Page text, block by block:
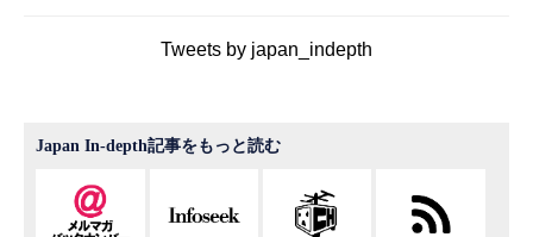
Tweets by japan_indepth
Japan In-depth記事をもっと読む